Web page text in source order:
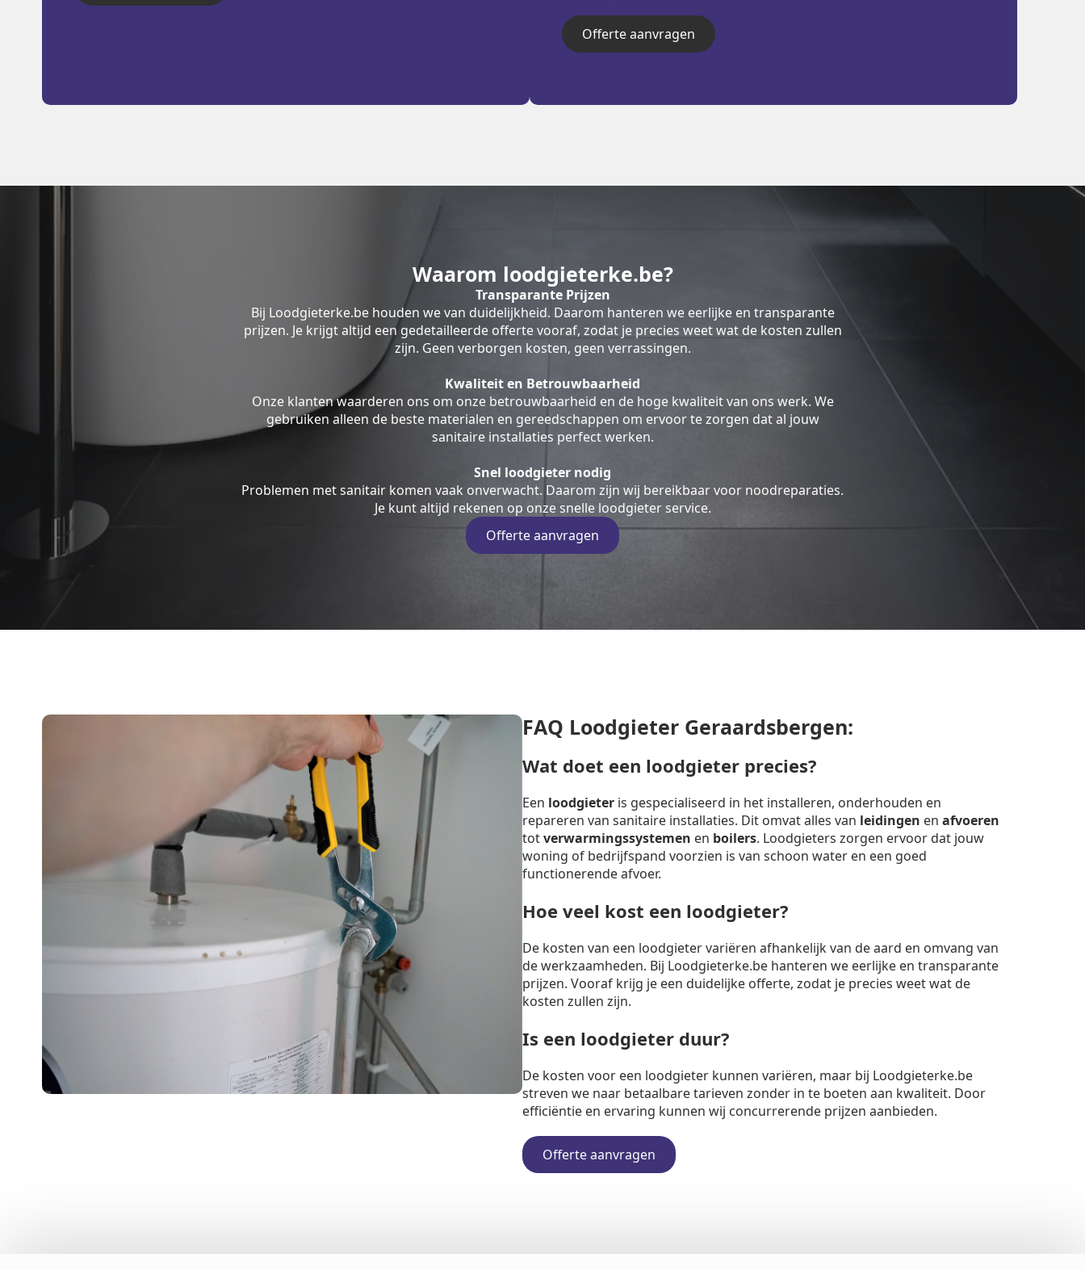
Offerte aanvragen
Waarom loodgieterke.be?
Transparante Prijzen
Bij Loodgieterke.be houden we van duidelijkheid. Daarom hanteren we eerlijke en transparante
prijzen. Je krijgt altijd een gedetailleerde offerte vooraf, zodat je precies weet wat de kosten zullen
zijn. Geen verborgen kosten, geen verrassingen.
Kwaliteit en Betrouwbaarheid
Onze klanten waarderen ons om onze betrouwbaarheid en de hoge kwaliteit van ons werk. We
gebruiken alleen de beste materialen en gereedschappen om ervoor te zorgen dat al jouw
sanitaire installaties perfect werken.
Snel loodgieter nodig
Problemen met sanitair komen vaak onverwacht. Daarom zijn wij bereikbaar voor noodreparaties.
Je kunt altijd rekenen op onze snelle loodgieter service.
Offerte aanvragen
FAQ Loodgieter Geraardsbergen:
Wat doet een loodgieter precies?
Een loodgieter is gespecialiseerd in het installeren, onderhouden en
repareren van sanitaire installaties. Dit omvat alles van leidingen en afvoeren
totverwarmingssystemen en boilers. Loodgieters zorgen ervoor dat jouw
woning of bedrijfspand voorzien is van schoon water en een goed
functionerende afvoer.
Hoe veel kost een loodgieter?
De kosten van een loodgieter variëren afhankelijk van de aard en omvang van
de werkzaamheden. Bij Loodgieterke.be hanteren we eerlijke en transparante
prijzen. Vooraf krijg je een duidelijke offerte, zodat je precies weet wat de
kosten zullen zijn.
Is een loodgieter duur?
De kosten voor een loodgieter kunnen variëren, maar bij Loodgieterke.be
streven we naar betaalbare tarieven zonder in te boeten aan kwaliteit. Door
efficiëntie en ervaring kunnen wij concurrerende prijzen aanbieden.
Offerte aanvragen